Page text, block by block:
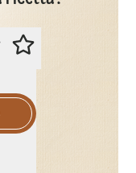
RICETTA